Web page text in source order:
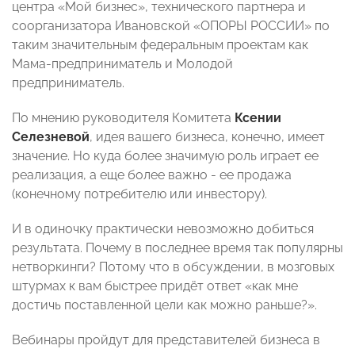
центра «Мой бизнес», технического партнера и
соорганизатора Ивановской «ОПОРЫ РОССИИ» по
таким значительным федеральным проектам как
Мама-предприниматель и Молодой
предприниматель.
По мнению руководителя Комитета Ксении
Селезневой, идея вашего бизнеса, конечно, имеет
значение. Но куда более значимую роль играет ее
реализация, а еще более важно - ее продажа
(конечному потребителю или инвестору).
И в одиночку практически невозможно добиться
результата. Почему в последнее время так популярны
нетворкинги? Потому что в обсуждении, в мозговых
штурмах к вам быстрее придёт ответ «как мне
достичь поставленной цели как можно раньше?».
Вебинары пройдут для представителей бизнеса в